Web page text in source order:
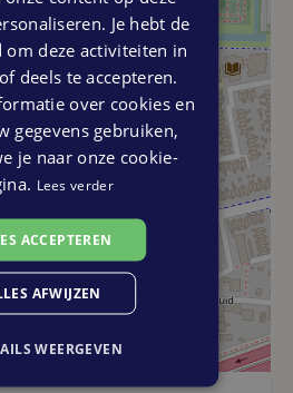
Je hebt de
om deze activiteiten in
deels te accepteren.
over cookies en
gegevens gebruiken,
je naar onze cookie-
Lees verder
ACCEPTEREN
AFWIJZEN
WEERGEVEN